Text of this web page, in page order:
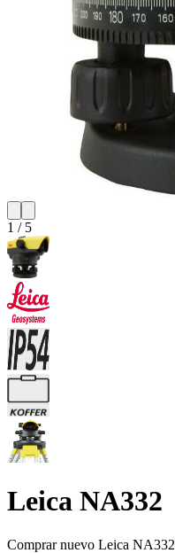
1 / 5
Leica NA332
Comprar nuevo Leica NA332